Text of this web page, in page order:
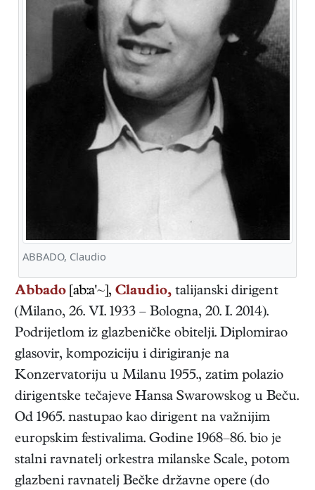
ABBADO, Claudio
Abbado [ab:a'~], Claudio, talijanski dirigent
(Milano, 26. VI. 1933 – Bologna, 20. I. 2014).
Podrijetlom iz glazbeničke obitelji. Diplomirao
glasovir, kompoziciju i dirigiranje na
Konzervatoriju u Milanu 1955., zatim polazio
dirigentske tečajeve Hansa Swarowskog u Beču.
Od 1965. nastupao kao dirigent na važnijim
europskim festivalima. Godine 1968–86. bio je
stalni ravnatelj orkestra milanske Scale, potom
glazbeni ravnatelj Bečke državne opere (do